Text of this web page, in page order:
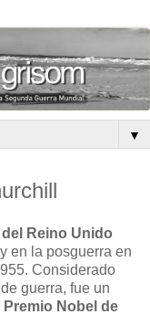
▼
Reino Unido
y en la posguerra en
Considerado
guerra, fue un
Nobel de